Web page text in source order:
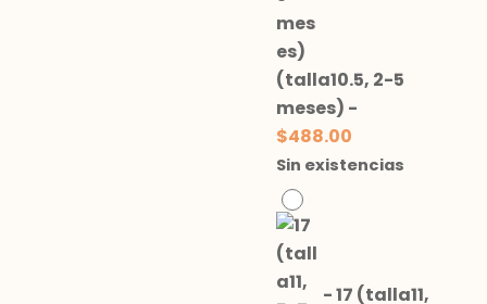
(talla10.5, 2-5
meses) -
$488.00
Sin existencias
-17 (talla11,